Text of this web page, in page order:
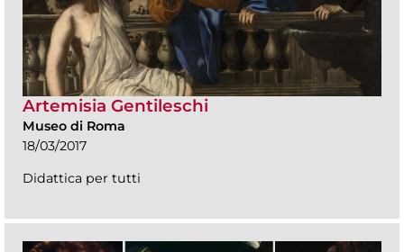
Artemisia Gentileschi
Museo di Roma
18/03/2017
Didattica per tutti